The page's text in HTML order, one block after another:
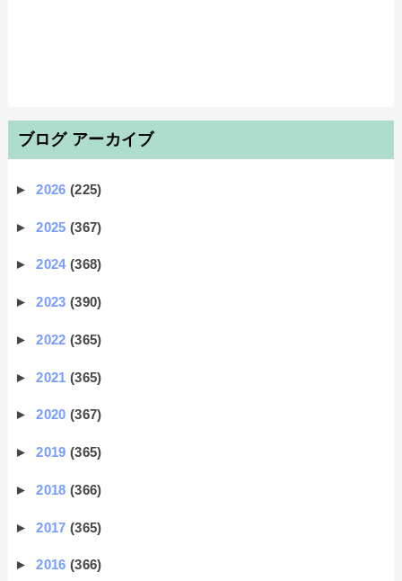
ブログ アーカイブ
►2026(225)
►2025(367)
►2024(368)
►2023(390)
►2022(365)
►2021(365)
►2020(367)
►2019(365)
►2018(366)
►2017(365)
►2016(366)